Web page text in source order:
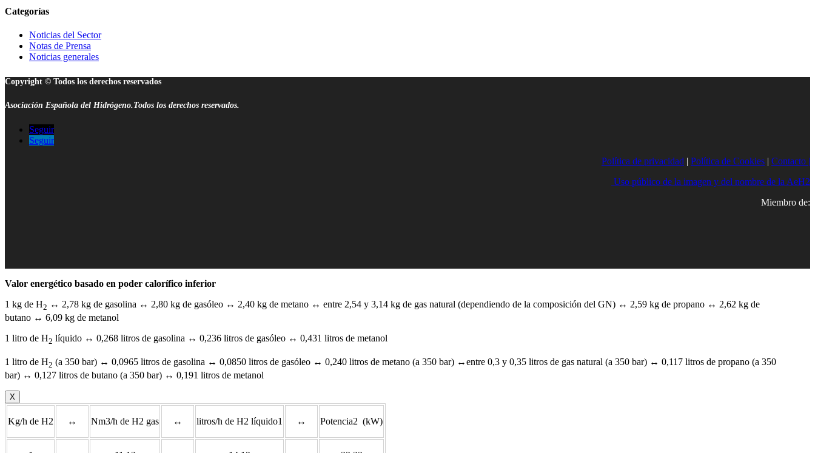
Categorías
Noticias del Sector
Notas de Prensa
Noticias generales
Copyright © Todos los derechos reservados
Asociación Española del Hidrógeno.Todos los derechos reservados.
Seguir
Seguir
Política de privacidad | Política de Cookies | Contacto |
Uso público de la imagen y del nombre de la AeH2
Miembro de:
Valor energético basado en poder calorífico inferior
1 kg de H2 ↔ 2,78 kg de gasolina ↔ 2,80 kg de gasóleo ↔ 2,40 kg de metano ↔ entre 2,54 y 3,14 kg de gas natural (dependiendo de la composición del GN) ↔ 2,59 kg de propano ↔ 2,62 kg de
butano ↔ 6,09 kg de metanol
1 litro de H2 líquido ↔ 0,268 litros de gasolina ↔ 0,236 litros de gasóleo ↔ 0,431 litros de metanol
1 litro de H2 (a 350 bar) ↔ 0,0965 litros de gasolina ↔ 0,0850 litros de gasóleo ↔ 0,240 litros de metano (a 350 bar) ↔entre 0,3 y 0,35 litros de gas natural (a 350 bar) ↔ 0,117 litros de propano (a 350
bar) ↔ 0,127 litros de butano (a 350 bar) ↔ 0,191 litros de metanol
X
Kg/h de H2 ↔ Nm3/h de H2 gas ↔ litros/h de H2 líquido1 ↔ Potencia2 (kW)